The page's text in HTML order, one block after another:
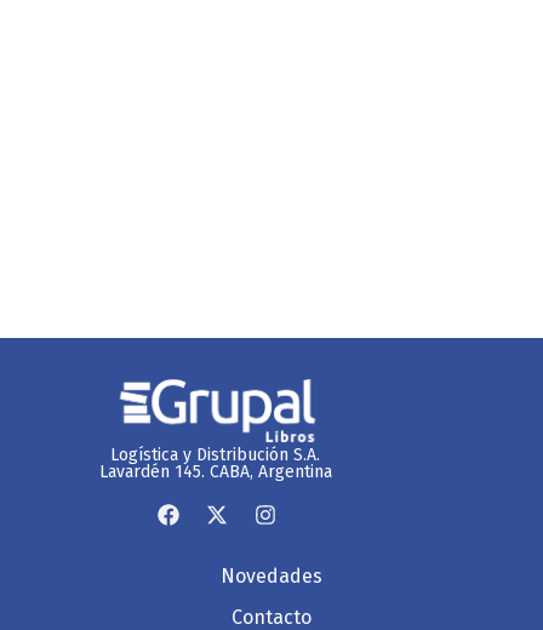
Logística y Distribución S.A.
Lavardén 145. CABA, Argentina
Novedades
Contacto